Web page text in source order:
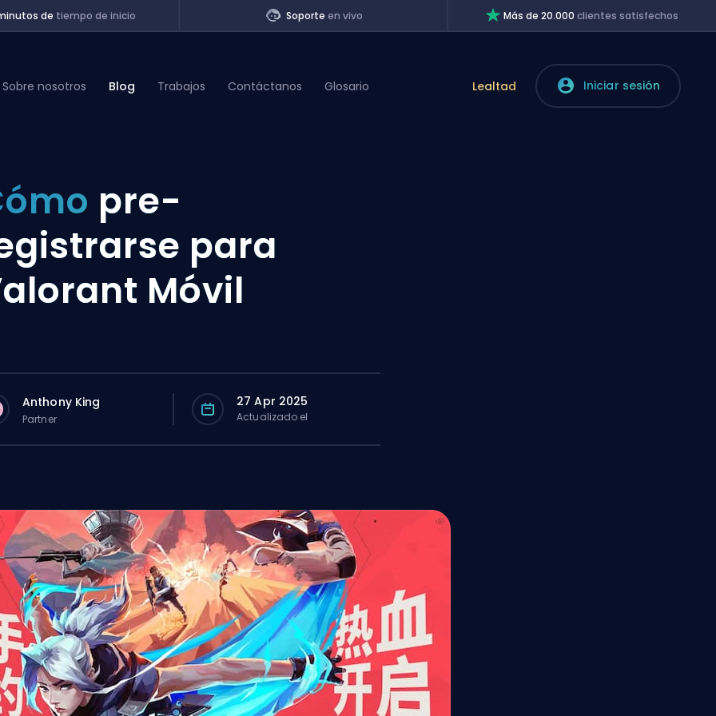
de tiempo de inicio Soporteen vivo Más de 20.000clientes satisfechos
Sobre nosotros Blog Trabajos Contáctanos Glosario Lealtad Iniciar sesión
pre-
para
Móvil
Anthony King
Partner
27 Apr 2025
Actualizado el